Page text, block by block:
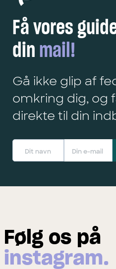
Få vores
din mail!
Gå ikke glip af
omkring dig, og
direkte til din
Følg os på
instagram.